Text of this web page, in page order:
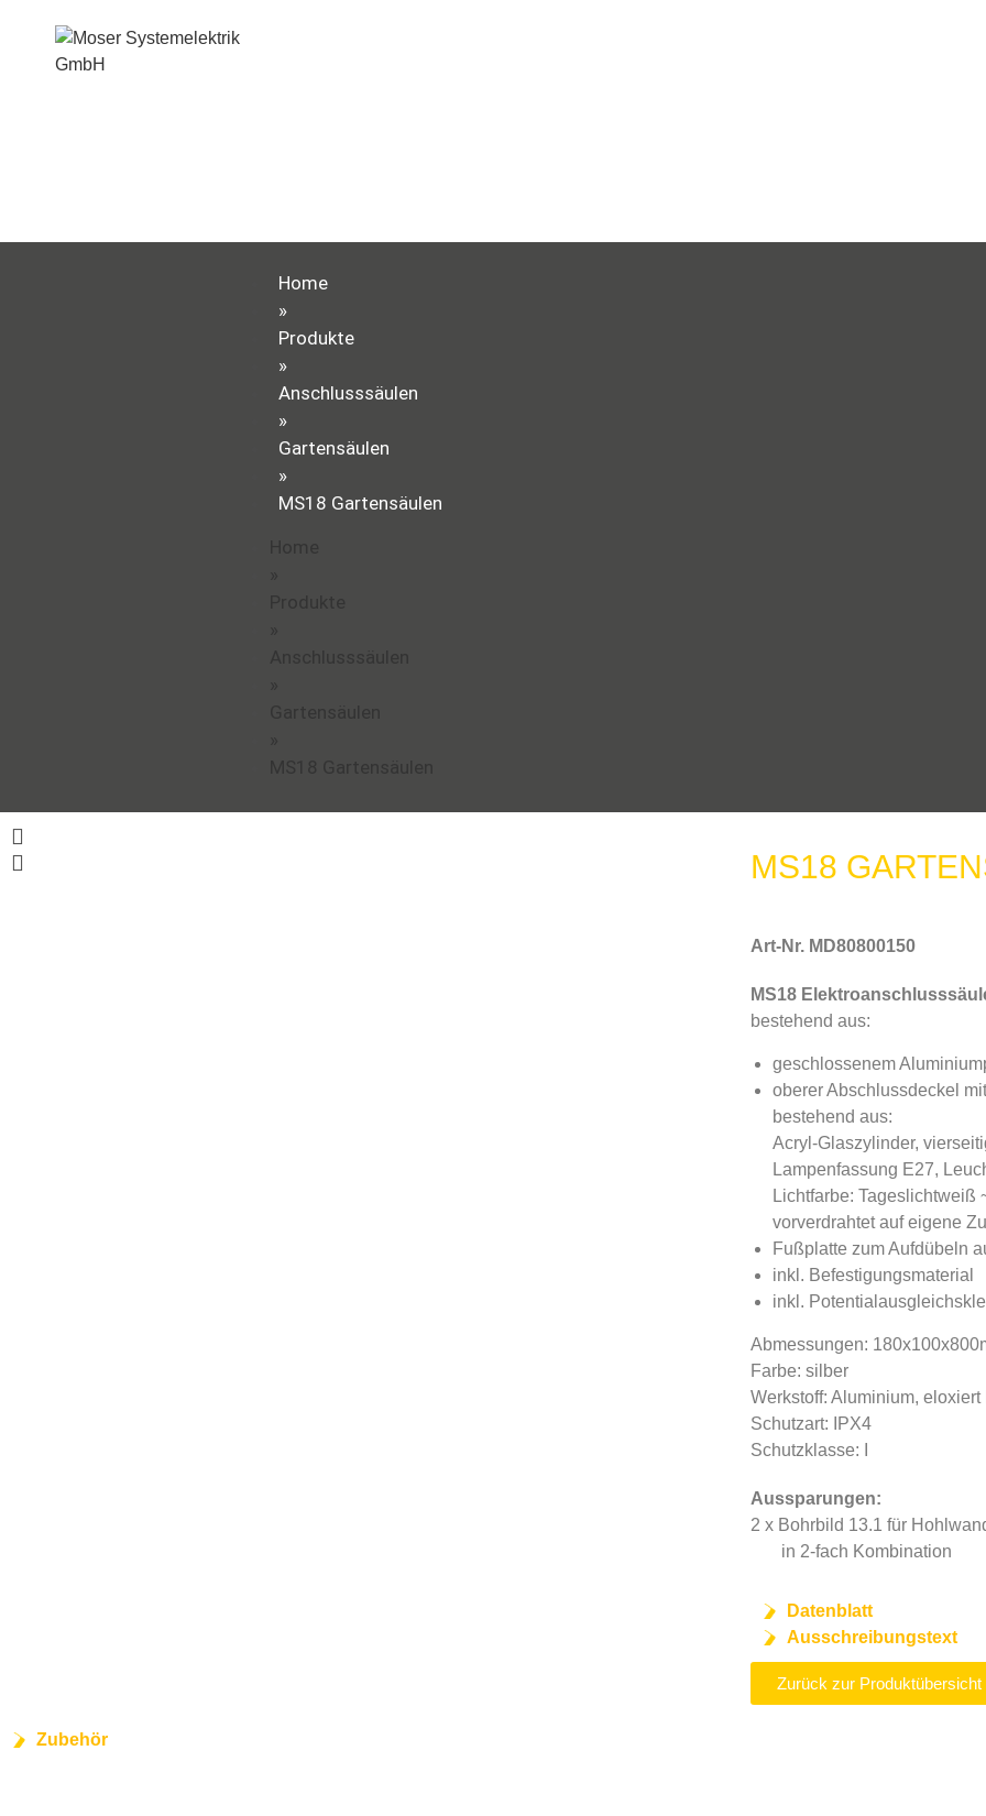
Home
»
Produkte
»
Anschlusssäulen
»
Gartensäulen
»
MS18 Gartensäulen
MS18
Art-Nr. MD80800150
MS18
bestehend aus:
geschlossenem
oberer Abschlussdeckel
bestehend aus:
Acryl-Glaszylinder,
Lampenfassung E27,
Lichtfarbe: Tageslichtweiß
vorverdrahtet auf eigene
Fußplatte zum Aufdübeln
inkl. Befestigungsmaterial
inkl.
Abmessungen:
Farbe: silber
Werkstoff: Aluminium, eloxiert
Schutzart: IPX4
Schutzklasse: I
Aussparungen:
2 x Bohrbild 13.1 für
in 2-fach Kombination
Datenblatt
Ausschreibungstext
Zurück zur Produktübersicht
Zubehör